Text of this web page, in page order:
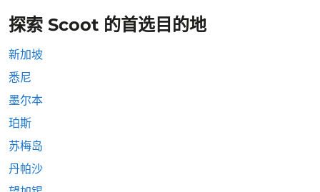
探索 Scoot 的首选目的地
新加坡
悉尼
墨尔本
珀斯
苏梅岛
丹帕沙